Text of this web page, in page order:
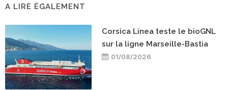
A LIRE ÉGALEMENT
Corsica Linea teste le bioGNL
sur la ligne Marseille-Bastia
01/08/2026